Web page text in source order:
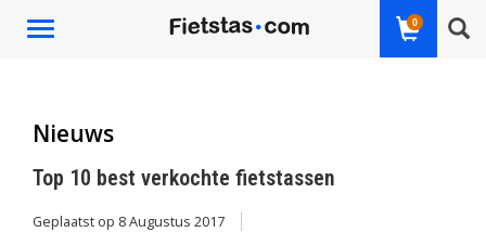
Toggle
0
Nieuws
Top 10 best verkochte fietstassen
Geplaatst op 8 Augustus 2017